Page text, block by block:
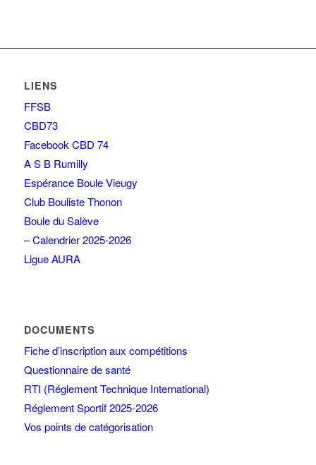
LIENS
FFSB
CBD73
Facebook CBD 74
A S B Rumilly
Espérance Boule Vieugy
Club Bouliste Thonon
Boule du Salève
– Calendrier 2025-2026
Ligue AURA
DOCUMENTS
Fiche d’inscription aux compétitions
Questionnaire de santé
RTI (Réglement Technique International)
Réglement Sportif 2025-2026
Vos points de catégorisation